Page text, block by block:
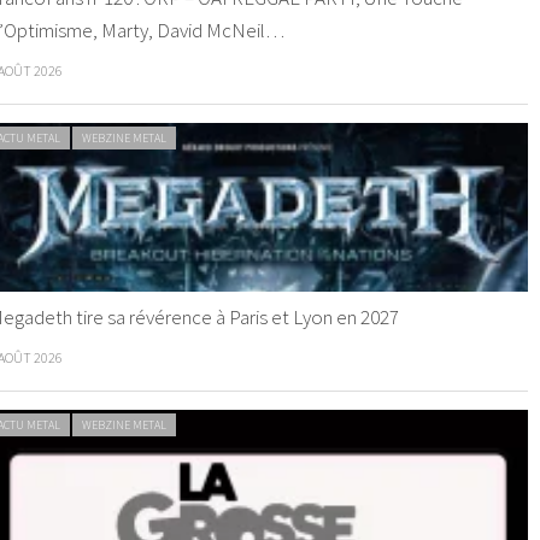
Marty, David McNeil…
2026
METAL WEBZINE METAL
tire sa révérence à Paris et Lyon en 2027
2026
METAL WEBZINE METAL